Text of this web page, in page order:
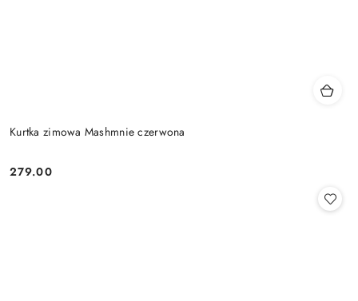
Kurtka zimowa Mashmnie czerwona
Cena:
279.00